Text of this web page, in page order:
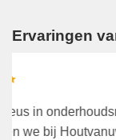
Ervaringen
Wegens
leveren. Dat